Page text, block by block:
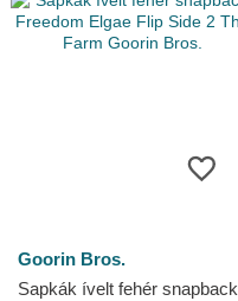
Goorin Bros.
Sapkák ívelt fehér snapback